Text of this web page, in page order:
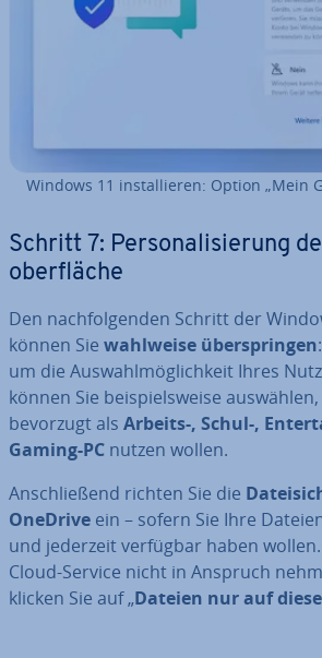
Windows 11 in­stal­lie­ren: Option „Mein
Schritt 7: Per­so­na­li­sie­rung
ober­flä­che
Den nach­fol­gen­den Schritt der
können Sie wahlweise über­sprin­gen
um die Aus­wahl­mög­lich­keit Ihres
können Sie bei­spiels­wei­se
bevorzugt als Arbeits-, Schul-,
Gaming-PC nutzen wollen.
An­schlie­ßend richten Sie die
OneDrive ein – sofern Sie Ihre
und jederzeit verfügbar haben
Cloud-Service nicht in Anspruch
klicken Sie auf „Dateien nur auf